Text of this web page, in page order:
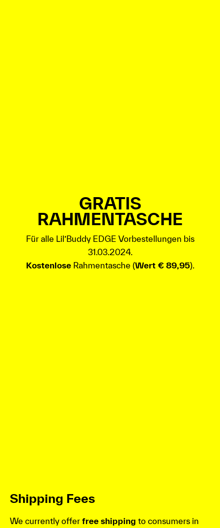
GRATIS
RAHMENTASCHE
Für alle Lil’Buddy EDGE Vorbestellungen bis
31.03.2024.
KostenloseRahmentasche (Wert € 89,95).
Shipping Fees
We currently offer free shipping to consumers in